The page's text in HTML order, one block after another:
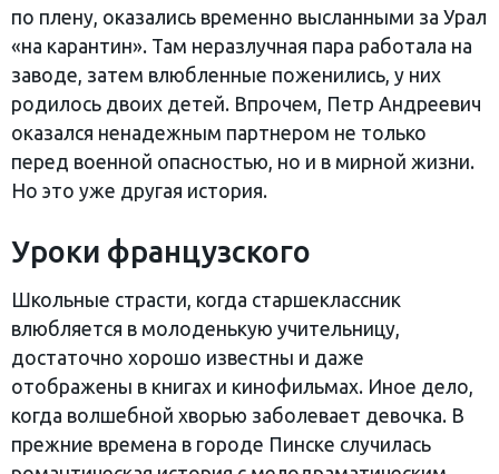
по плену, оказались временно высланными за Урал
«на карантин». Там неразлучная пара работала на
заводе, затем влюбленные поженились, у них
родилось двоих детей. Впрочем, Петр Андреевич
оказался ненадежным партнером не только
перед военной опасностью, но и в мирной жизни.
Но это уже другая история.
Уроки французского
Школьные страсти, когда старшеклассник
влюбляется в молоденькую учительницу,
достаточно хорошо известны и даже
отображены в книгах и кинофильмах. Иное дело,
когда волшебной хворью заболевает девочка. В
прежние времена в городе Пинске случилась